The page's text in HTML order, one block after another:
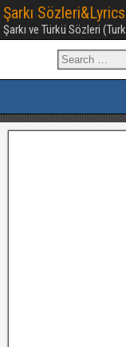
Şarkı
Şarkı ve Türkü Sözleri